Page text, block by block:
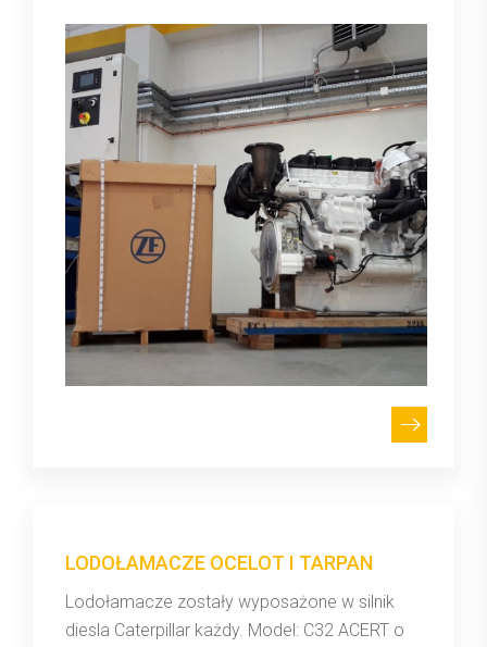
LODOŁAMACZE OCELOT I TARPAN
Lodołamacze zostały wyposażone w silnik
diesla Caterpillar każdy. Model: C32 ACERT o